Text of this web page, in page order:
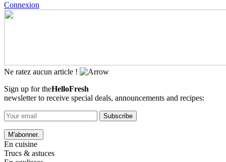
Connexion
Ne ratez aucun article !
Sign up for theHelloFresh
newsletter to receive special deals, announcements and recipes:
M'abonner.
En cuisine
Trucs & astuces